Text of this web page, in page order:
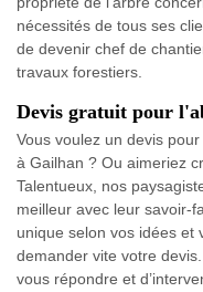
nécessités de tous ses
de devenir chef de
travaux forestiers.
Devis gratuit pour
Vous voulez un devis
à Gailhan ? Ou aimeriez
Talentueux, nos
meilleur avec leur savoir-
unique selon vos idées et
demander vite votre
vous répondre et